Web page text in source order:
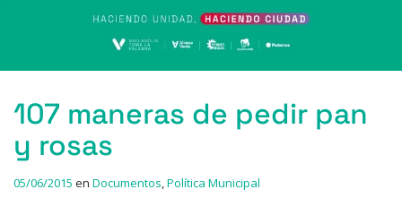
107 maneras de pedir pan
y rosas
05/06/2015 en Documentos,Política Municipal